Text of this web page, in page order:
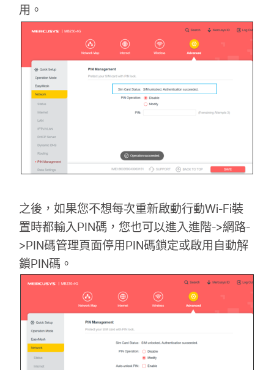
用。
之後，如果您不想每次重新啟動行動Wi-Fi裝
置時都輸入PIN碼，您也可以進入進階->網路-
>PIN碼管理頁面停用PIN碼鎖定或啟用自動解
鎖PIN碼。